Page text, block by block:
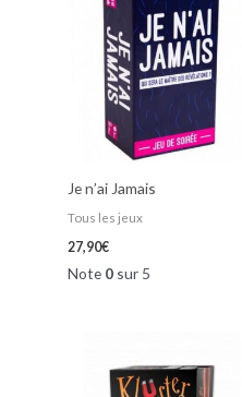
Je n’ai Jamais
Tous les jeux
27,90€
Note 0 sur 5